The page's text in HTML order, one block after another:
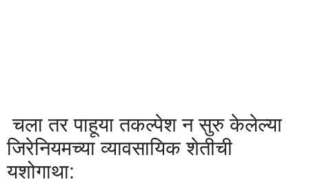
चला तर पाहूया तकल्पेश न सुरु केलेल्या
जिरेनियमच्या व्यावसायिक शेतीची
यशोगाथा: